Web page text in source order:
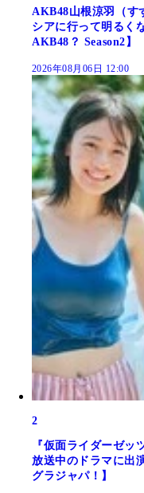
AKB48山根涼羽（す
シアに行って明るく
AKB48？ Season2】
2026年08月06日 12:00
2
『仮面ライダーゼ
放送中のドラマに出
グラジャパ！】